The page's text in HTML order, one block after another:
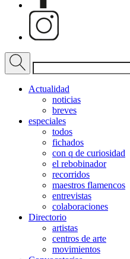
Actualidad
noticias
breves
especiales
todos
fichados
con q de curiosidad
el rebobinador
recorridos
maestros flamencos
entrevistas
colaboraciones
Directorio
artistas
centros de arte
movimientos